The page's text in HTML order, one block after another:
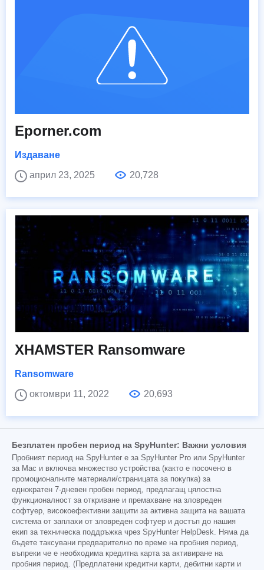
Eporner.com
Издаване
април 23, 2025
20,728
XHAMSTER Ransomware
Ransomware
октомври 11, 2022
20,693
Безплатен пробен период на SpyHunter: Важни условия
Пробният период на SpyHunter е за SpyHunter Pro или SpyHunter
за Mac и включва множество устройства (както е посочено в
промоционалните материали/страницата за покупка) за
еднократен 7-дневен пробен период, предлагащ цялостна
функционалност за откриване и премахване на зловреден
софтуер, високоефективни защити за активна защита на вашата
система от заплахи от зловреден софтуер и достъп до нашия
екип за техническа поддръжка чрез SpyHunter HelpDesk. Няма да
бъдете таксувани предварително по време на пробния период,
въпреки че е необходима кредитна карта за активиране на
пробния период. (Предплатени кредитни карти, дебитни карти и